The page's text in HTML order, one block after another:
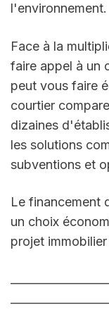
l'environnement.
Face à la
faire appel à un
peut vous faire
courtier
dizaines
les solutions
subventions et
Le financement
un choix
projet immobilier